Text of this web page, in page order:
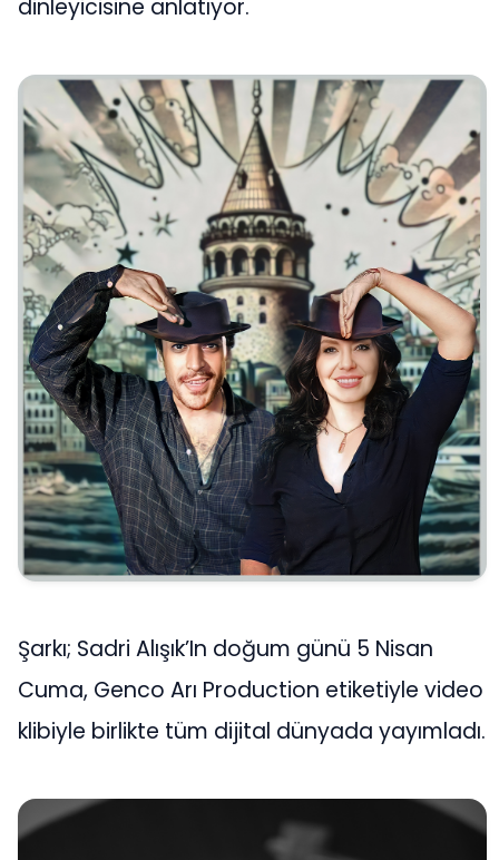
dinleyicisine anlatıyor.
Şarkı; Sadri Alışık’In doğum günü 5 Nisan
Cuma, Genco Arı Production etiketiyle video
klibiyle birlikte tüm dijital dünyada yayımladı.